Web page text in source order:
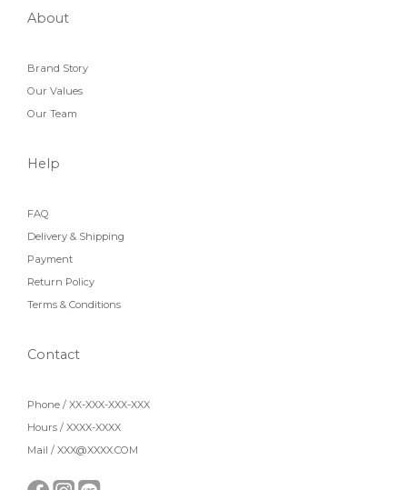
About
Brand Story
Our Values
Our Team
Help
FAQ
Delivery & Shipping
Payment
Return Policy
Terms & Conditions
Contact
Phone / XX-XXX-XXX-XXX
Hours / XXXX-XXXX
Mail / XXX@XXXX.COM